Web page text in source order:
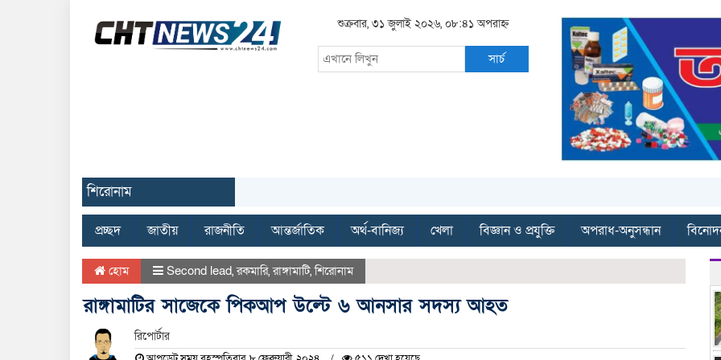
শুক্রবার, ৩১ জুলাই ২০২৬, ০৮:৪১ অপরাহ্ন
সার্চ
শিরোনাম
প্রচ্ছদ জাতীয় রাজনীতি আন্তর্জাতিক অর্থ-বানিজ্য খেলা বিজ্ঞান ও প্রযুক্তি অপরাধ-অনুসন্ধান
হোম Second lead,রকমারি,রাঙ্গামাটি,শিরোনাম
রাঙ্গামাটির সাজেকে পিকআপ উল্টে ৬ আনসার সদস্য আহত
রিপোর্টার